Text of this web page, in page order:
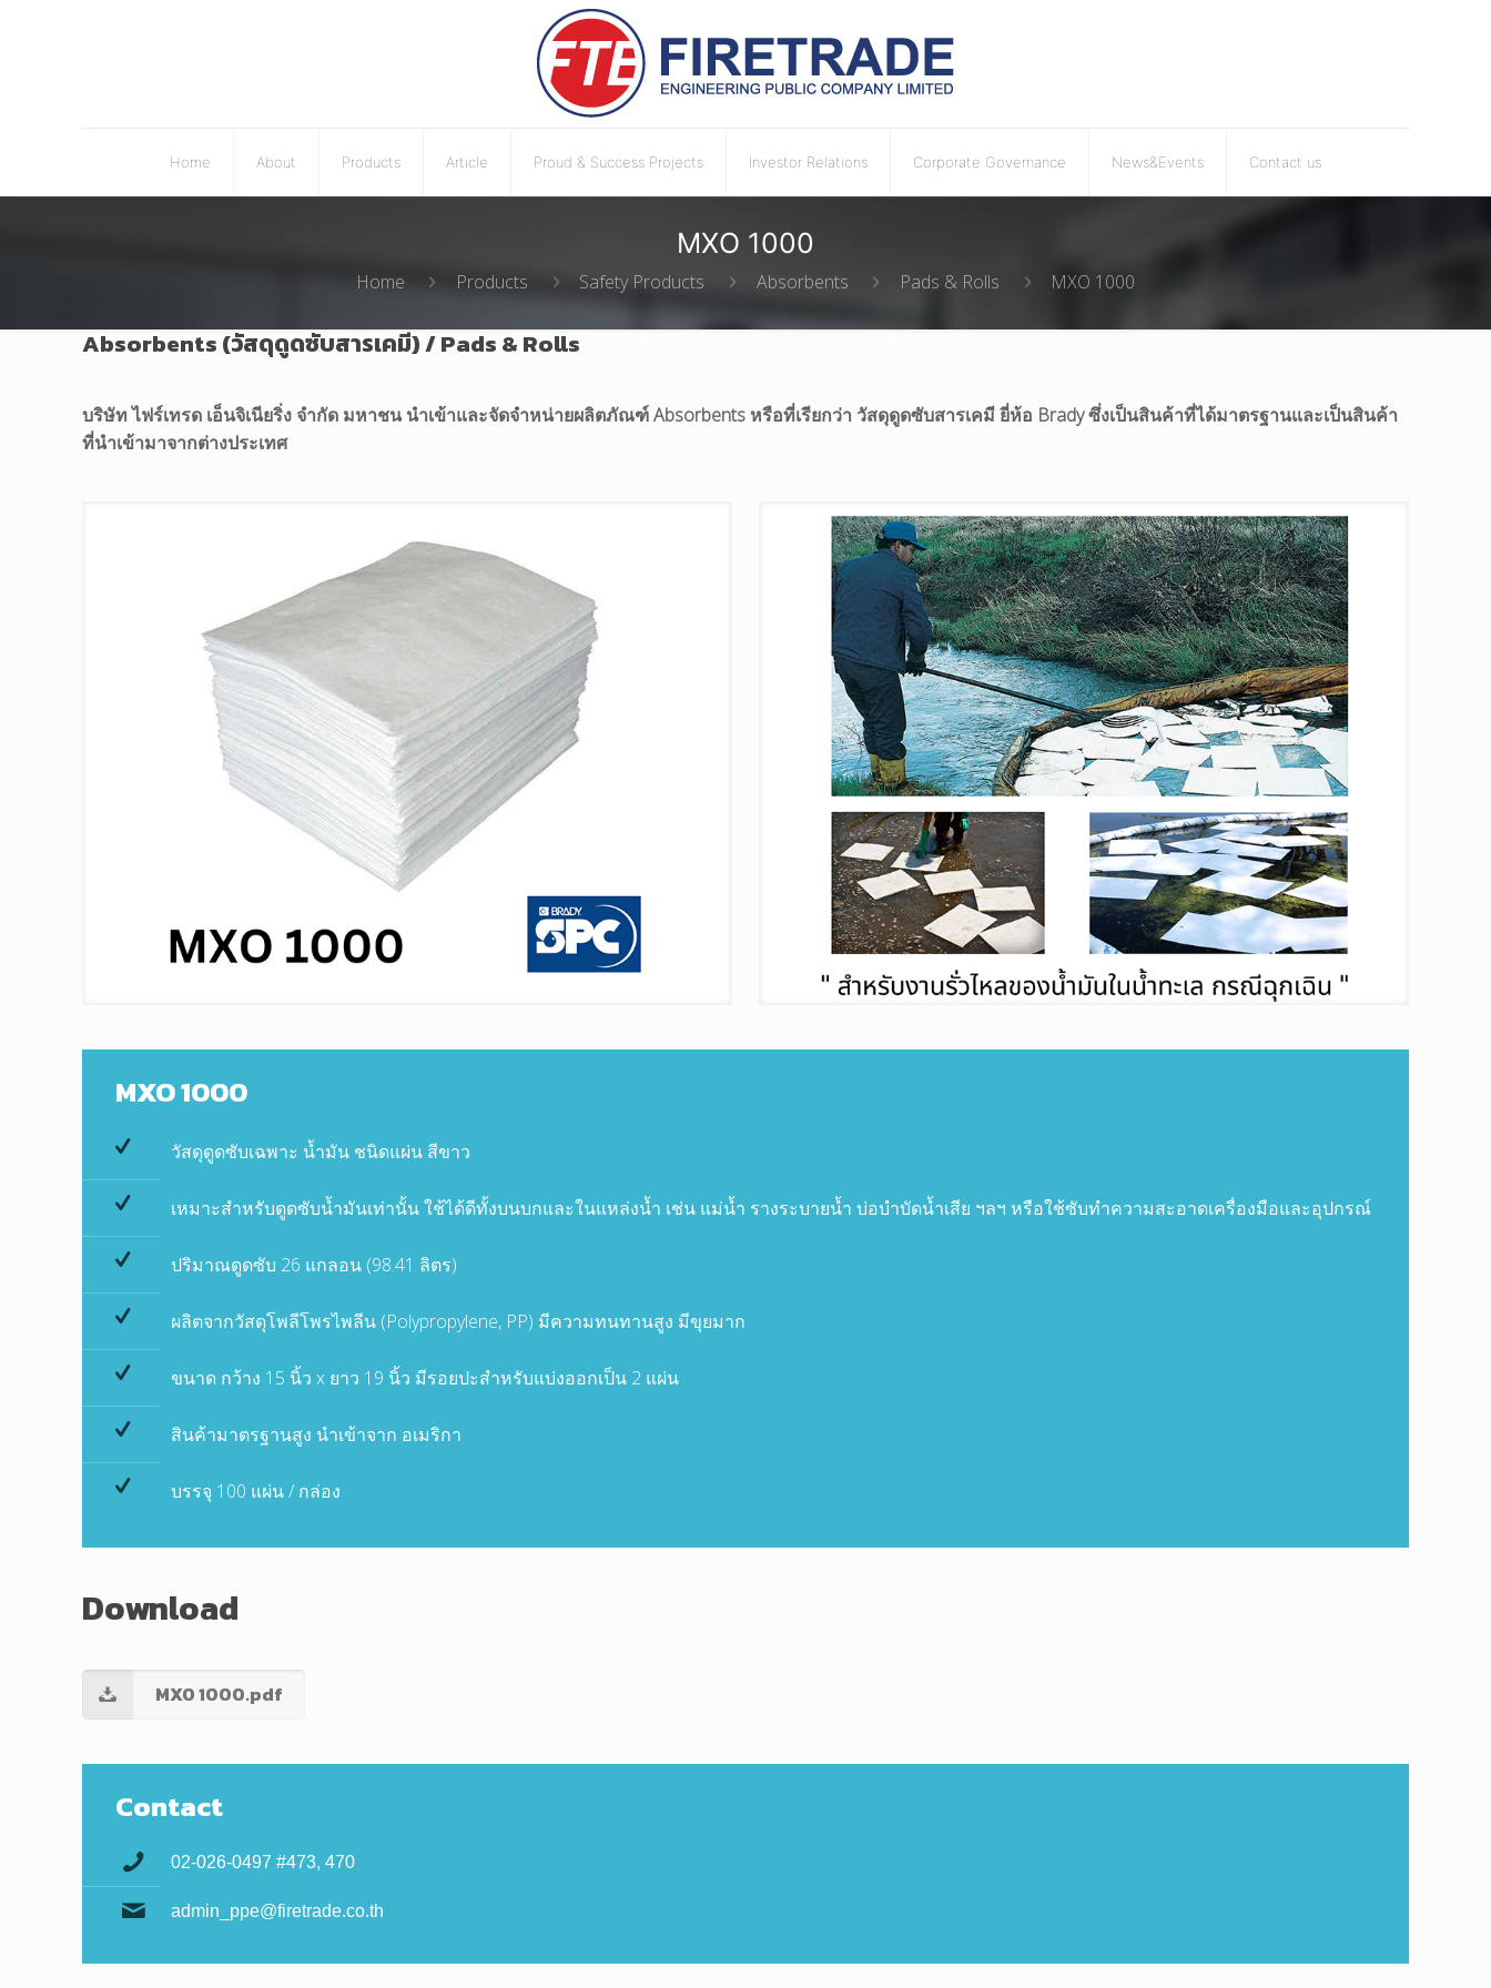
Home About Products Article Proud & Success Projects Investor Relations Corporate Governance News&Events Contact us
MXO 1000
Home Products Safety Products Absorbents Pads & Rolls MXO 1000
Absorbents (วัสดุดูดซับสารเคมี) / Pads & Rolls
บริษัท ไฟร์เทรด เอ็นจิเนียริ่ง จำกัด มหาชน นำเข้าและจัดจำหน่ายผลิตภัณฑ์ Absorbents หรือที่เรียกว่า วัสดุดูดซับสารเคมี ยี่ห้อ Brady ซึ่งเป็นสินค้าที่ได้มาตรฐานและเป็นสินค้า
ที่นำเข้ามาจากต่างประเทศ
MXO 1000
วัสดุดูดซับเฉพาะ น้ำมัน ชนิดแผ่น สีขาว
เหมาะสำหรับดูดซับน้ำมันเท่านั้น ใช้ได้ดีทั้งบนบกและในแหล่งน้ำ เช่น แม่น้ำ รางระบายน้ำ บ่อบำบัดน้ำเสีย ฯลฯ หรือใช้ซับทำความสะอาดเครื่องมือและอุปกรณ์
ปริมาณดูดซับ 26 แกลอน (98.41 ลิตร)
ผลิตจากวัสดุโพลีโพรไพลีน (Polypropylene, PP) มีความทนทานสูง มีขุยมาก
ขนาด กว้าง 15 นิ้ว x ยาว 19 นิ้ว มีรอยปะสำหรับแบ่งออกเป็น 2 แผ่น
สินค้ามาตรฐานสูง นำเข้าจาก อเมริกา
บรรจุ 100 แผ่น / กล่อง
Download
MXO 1000.pdf
Contact
02-026-0497 #473, 470
admin_ppe@firetrade.co.th